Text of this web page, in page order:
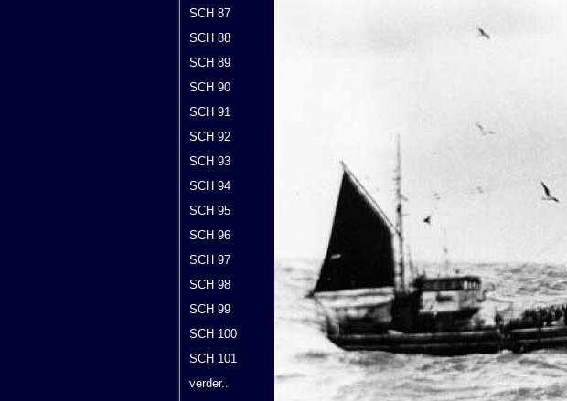
SCH 87
SCH 88
SCH 89
SCH 90
SCH 91
SCH 92
SCH 93
SCH 94
SCH 95
SCH 96
SCH 97
SCH 98
SCH 99
SCH 100
SCH 101
verder..